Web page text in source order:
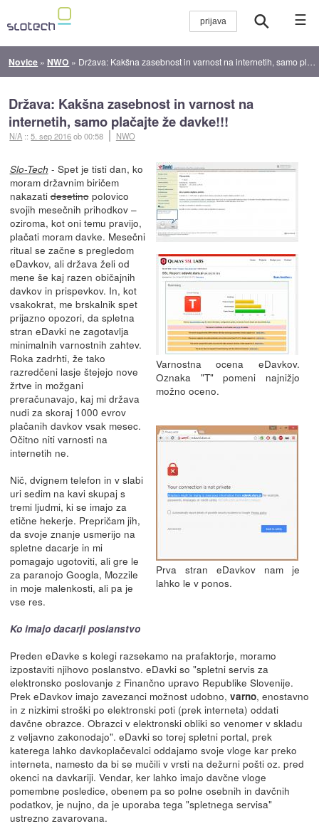
☰
Novice » NWO » Država: Kakšna zasebnost in varnost na internetih, samo plačajte že davke!!!
Država: Kakšna zasebnost in varnost na
internetih, samo plačajte že davke!!!
N/A ::5. sep 2016ob 00:58 NWO
Varnostna ocena eDavkov.
Oznaka "T" pomeni najnižjo
možno oceno.
Prva stran eDavkov nam je
lahko le v ponos.
Slo-Tech - Spet je tisti dan, ko
moram državnim biričem
nakazatidesetinopolovico
svojih mesečnih prihodkov –
oziroma, kot oni temu pravijo,
plačati moram davke. Mesečni
ritual se začne s pregledom
eDavkov, ali država želi od
mene še kaj razen običajnih
davkov in prispevkov. In, kot
vsakokrat, me brskalnik spet
prijazno opozori, da spletna
stran eDavki ne zagotavlja
minimalnih varnostnih zahtev.
Roka zadrhti, že tako
razredčeni lasje štejejo nove
žrtve in možgani
preračunavajo, kaj mi država
nudi za skoraj 1000 evrov
plačanih davkov vsak mesec.
Očitno niti varnosti na
internetih ne.
Nič, dvignem telefon in v slabi
uri sedim na kavi skupaj s
tremi ljudmi, ki se imajo za
etične hekerje. Prepričam jih,
da svoje znanje usmerijo na
spletne dacarje in mi
pomagajo ugotoviti, ali gre le
za paranojo Googla, Mozzile
in moje malenkosti, ali pa je
vse res.
Ko imajo dacarji poslanstvo
Preden eDavke s kolegi razsekamo na prafaktorje, moramo
izpostaviti njihovo poslanstvo. eDavki so "spletni servis za
elektronsko poslovanje z Finančno upravo Republike Slovenije.
Prek eDavkov imajo zavezanci možnost udobno, varno, enostavno
in z nizkimi stroški po elektronski poti (prek interneta) oddati
davčne obrazce. Obrazci v elektronski obliki so venomer v skladu
z veljavno zakonodajo". eDavki so torej spletni portal, prek
katerega lahko davkoplačevalci oddajamo svoje vloge kar preko
interneta, namesto da bi se mučili v vrsti na dežurni pošti oz. pred
okenci na davkariji. Vendar, ker lahko imajo davčne vloge
pomembne posledice, obenem pa so polne osebnih in davčnih
podatkov, je nujno, da je uporaba tega "spletnega servisa"
ustrezno zavarovana.